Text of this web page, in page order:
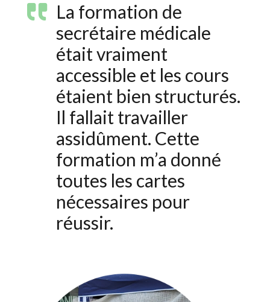
La formation de
secrétaire médicale
était vraiment
accessible et les cours
étaient bien structurés.
Il fallait travailler
assidûment. Cette
formation m’a donné
toutes les cartes
nécessaires pour
réussir.